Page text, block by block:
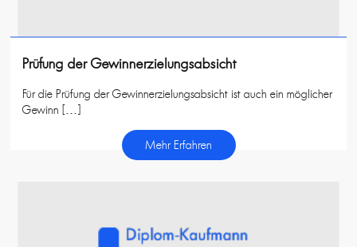
Prüfung der Gewinnerzielungsabsicht
Für die Prüfung der Gewinnerzielungsabsicht ist auch ein möglicher
Gewinn […]
Mehr Erfahren